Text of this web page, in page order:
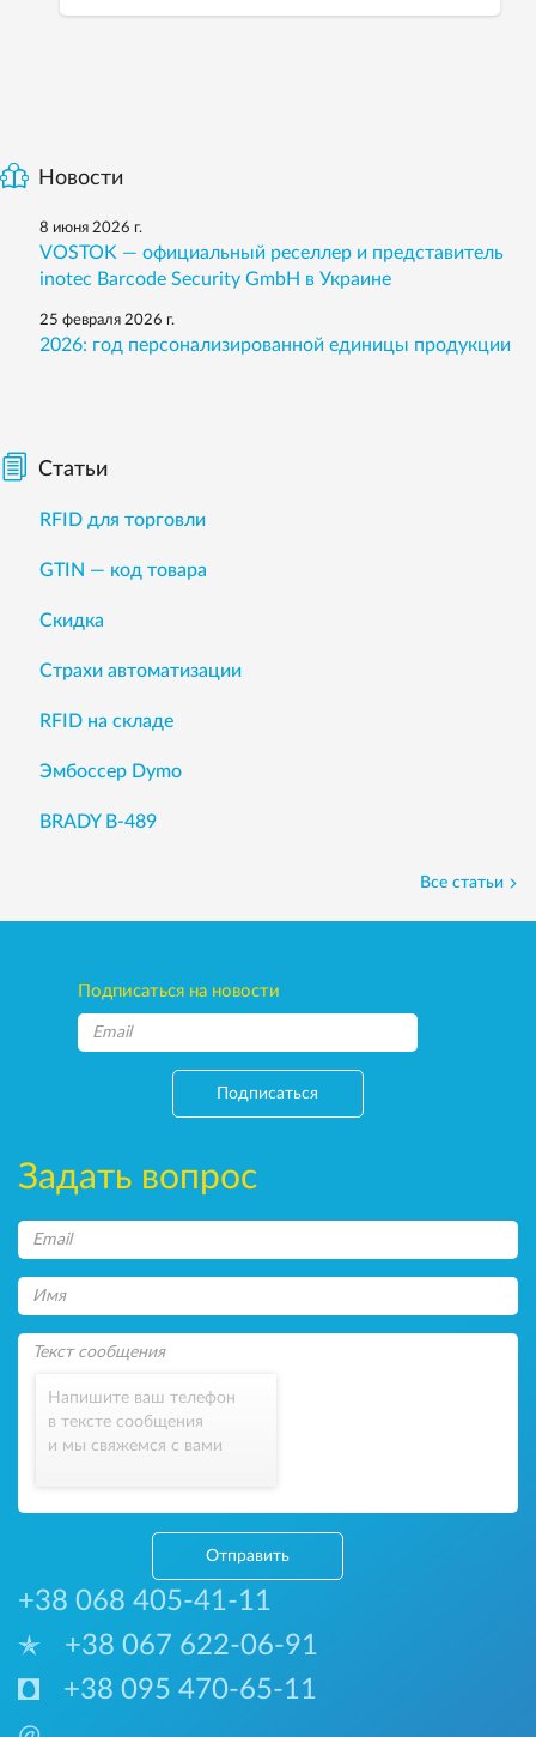
Новости
8 июня 2026 г.
VOSTOK — официальный реселлер и представитель
inotec Barcode Security GmbH в Украине
25 февраля 2026 г.
2026: год персонализированной единицы продукции
Статьи
RFID для торговли
GTIN — код товара
Скидка
Страхи автоматизации
RFID на складе
Эмбоссер Dymo
BRADY B-489
Все статьи
Подписаться на новости
Подписаться
Задать вопрос
Напишите ваш телефон
в тексте сообщения
и мы свяжемся с вами
Отправить
+38 068 405-41-11
+38 067 622-06-91
+38 095 470-65-11